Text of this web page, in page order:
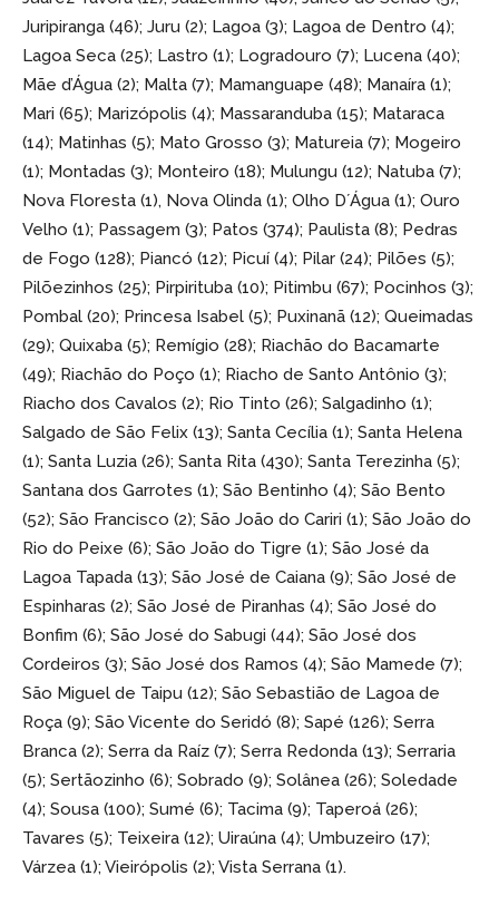
Juripiranga (46); Juru (2); Lagoa (3); Lagoa de Dentro (4);
Lagoa Seca (25); Lastro (1); Logradouro (7); Lucena (40);
Mãe d’Água (2); Malta (7); Mamanguape (48); Manaíra (1);
Mari (65); Marizópolis (4); Massaranduba (15); Mataraca
(14); Matinhas (5); Mato Grosso (3); Matureia (7); Mogeiro
(1); Montadas (3); Monteiro (18); Mulungu (12); Natuba (7);
Nova Floresta (1), Nova Olinda (1); Olho D´Água (1); Ouro
Velho (1); Passagem (3); Patos (374); Paulista (8); Pedras
de Fogo (128); Piancó (12); Picuí (4); Pilar (24); Pilões (5);
Pilõezinhos (25); Pirpirituba (10); Pitimbu (67); Pocinhos (3);
Pombal (20); Princesa Isabel (5); Puxinanã (12); Queimadas
(29); Quixaba (5); Remígio (28); Riachão do Bacamarte
(49); Riachão do Poço (1); Riacho de Santo Antônio (3);
Riacho dos Cavalos (2); Rio Tinto (26); Salgadinho (1);
Salgado de São Felix (13); Santa Cecília (1); Santa Helena
(1); Santa Luzia (26); Santa Rita (430); Santa Terezinha (5);
Santana dos Garrotes (1); São Bentinho (4); São Bento
(52); São Francisco (2); São João do Cariri (1); São João do
Rio do Peixe (6); São João do Tigre (1); São José da
Lagoa Tapada (13); São José de Caiana (9); São José de
Espinharas (2); São José de Piranhas (4); São José do
Bonfim (6); São José do Sabugi (44); São José dos
Cordeiros (3); São José dos Ramos (4); São Mamede (7);
São Miguel de Taipu (12); São Sebastião de Lagoa de
Roça (9); São Vicente do Seridó (8); Sapé (126); Serra
Branca (2); Serra da Raíz (7); Serra Redonda (13); Serraria
(5); Sertãozinho (6); Sobrado (9); Solânea (26); Soledade
(4); Sousa (100); Sumé (6); Tacima (9); Taperoá (26);
Tavares (5); Teixeira (12); Uiraúna (4); Umbuzeiro (17);
Várzea (1); Vieirópolis (2); Vista Serrana (1).